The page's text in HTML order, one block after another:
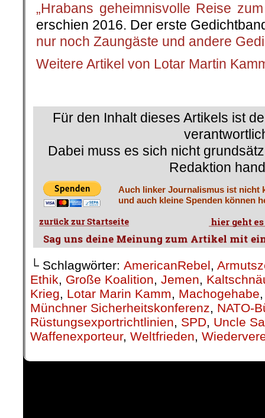
„Hrabans geheimnisvolle Reise
erschien 2016. Der erste
nur noch Zaungäste und andere
Weitere Artikel von Lotar Martin
Für den Inhalt dieses Artikels ist
Dabei muss es sich nicht
Redaktion
Auch linker Journalismus ist nicht
und auch kleine Spenden können
└ Schlagwörter: AmericanRebel,
Ethik, Große Koalition, Jemen,
Krieg, Lotar Marin Kamm, Machogehabe
Münchner Sicherheitskonferenz, NATO-
Rüstungsexportrichtlinien, SPD, Uncle
Waffenexporteur, Weltfrieden,